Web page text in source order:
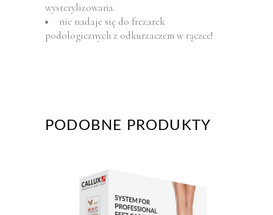
wysterylizowana.
nie nadaje się do frezarek
podologicznych z odkurzaczem w rączce!
PODOBNE PRODUKTY